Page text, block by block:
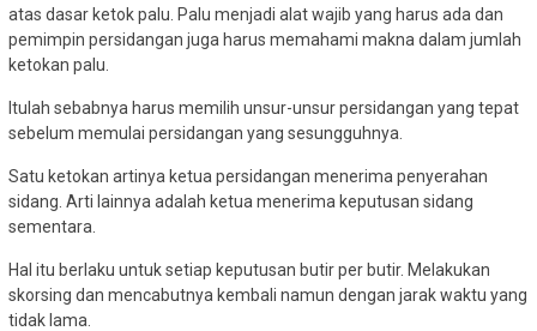
atas dasar ketok palu. Palu menjadi alat wajib yang harus ada dan
pemimpin persidangan juga harus memahami makna dalam jumlah
ketokan palu.
Itulah sebabnya harus memilih unsur-unsur persidangan yang tepat
sebelum memulai persidangan yang sesungguhnya.
Satu ketokan artinya ketua persidangan menerima penyerahan
sidang. Arti lainnya adalah ketua menerima keputusan sidang
sementara.
Hal itu berlaku untuk setiap keputusan butir per butir. Melakukan
skorsing dan mencabutnya kembali namun dengan jarak waktu yang
tidak lama.